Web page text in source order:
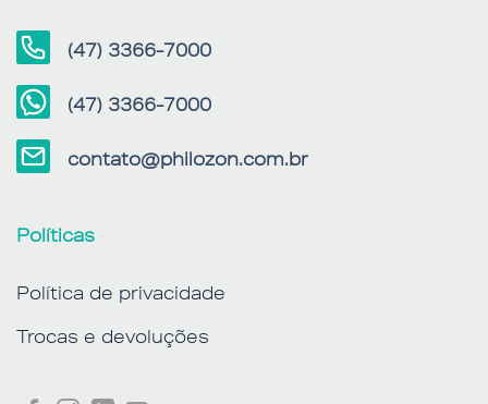
(47) 3366-7000
(47) 3366-7000
contato@philozon.com.br
Políticas
Política de privacidade
Trocas e devoluções